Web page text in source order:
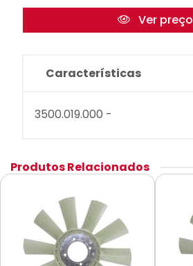
Ver preço
Características
3500.019.000 -
Produtos Relacionados